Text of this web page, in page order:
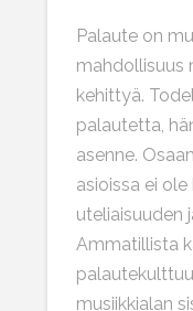
Palaute on
mahdollisuus
kehittyä.
palautetta,
asenne.
asioissa ei
uteliaisuuden
Ammatillista
musiikkialan